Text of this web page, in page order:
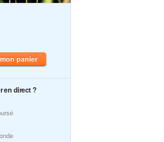
panier
en direct ?